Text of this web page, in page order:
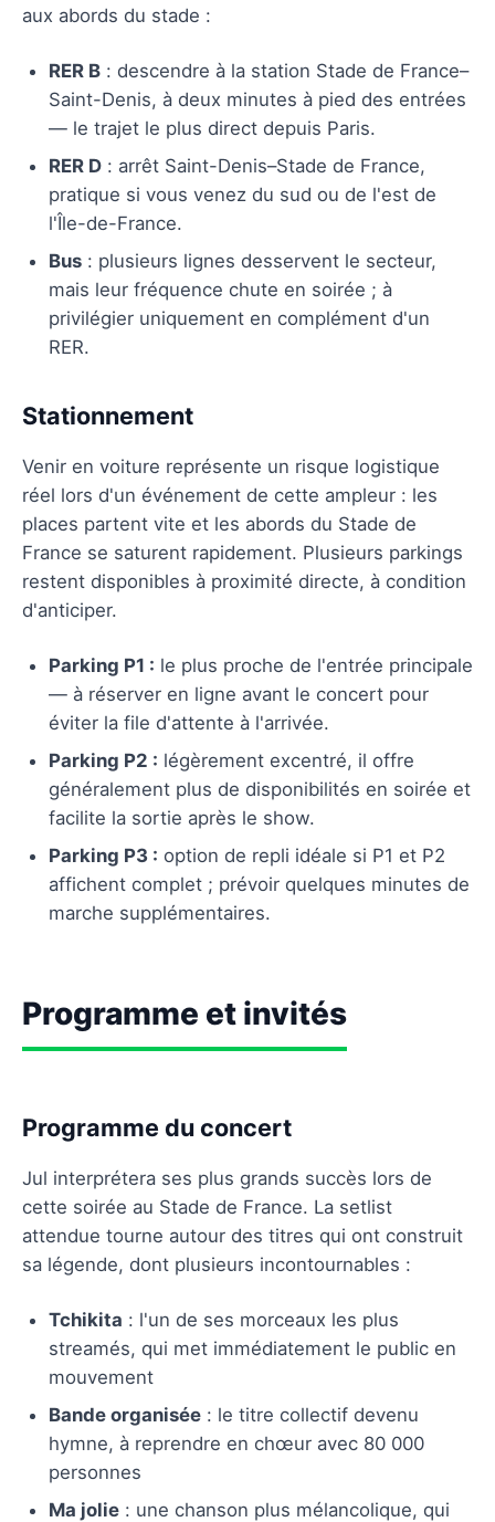
aux abords du stade :
RER B : descendre à la station Stade de France–
Saint-Denis, à deux minutes à pied des entrées
— le trajet le plus direct depuis Paris.
RER D : arrêt Saint-Denis–Stade de France,
pratique si vous venez du sud ou de l'est de
l'Île-de-France.
Bus : plusieurs lignes desservent le secteur,
mais leur fréquence chute en soirée ; à
privilégier uniquement en complément d'un
RER.
Stationnement
Venir en voiture représente un risque logistique
réel lors d'un événement de cette ampleur : les
places partent vite et les abords du Stade de
France se saturent rapidement. Plusieurs parkings
restent disponibles à proximité directe, à condition
d'anticiper.
Parking P1 : le plus proche de l'entrée principale
— à réserver en ligne avant le concert pour
éviter la file d'attente à l'arrivée.
Parking P2 : légèrement excentré, il offre
généralement plus de disponibilités en soirée et
facilite la sortie après le show.
Parking P3 : option de repli idéale si P1 et P2
affichent complet ; prévoir quelques minutes de
marche supplémentaires.
Programme et invités
Programme du concert
Jul interprétera ses plus grands succès lors de
cette soirée au Stade de France. La setlist
attendue tourne autour des titres qui ont construit
sa légende, dont plusieurs incontournables :
Tchikita : l'un de ses morceaux les plus
streamés, qui met immédiatement le public en
mouvement
Bande organisée : le titre collectif devenu
hymne, à reprendre en chœur avec 80 000
personnes
Ma jolie : une chanson plus mélancolique, qui